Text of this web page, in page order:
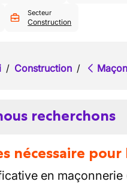
Secteur
Construction
/ Construction / Maçon
recherchons
nécessaire pour
en maçonnerie